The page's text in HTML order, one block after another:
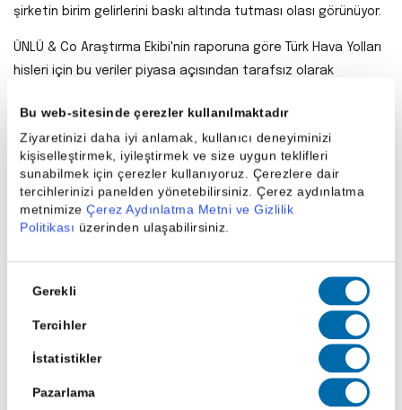
Bu web-sitesinde çerezler kullanılmaktadır
Ziyaretinizi daha iyi anlamak, kullanıcı deneyiminizi
kişiselleştirmek, iyileştirmek ve size uygun teklifleri
sunabilmek için çerezler kullanıyoruz. Çerezlere dair
tercihlerinizi panelden yönetebilirsiniz. Çerez aydınlatma
metnimize Çerez Aydınlatma Metni ve Gizlilik
Politikası üzerinden ulaşabilirsiniz.
Seçimi
Gerekli
Tercihler
İstatistikler
Pazarlama
şirketin birim gelirlerini baskı altında tutması olası görünüyor.
ÜNLÜ & Co Araştırma Ekibi'nin raporuna göre Türk Hava Yolları
hisleri için bu veriler piyasa açısından tarafsız olarak
yaz sezonunun performansı daha kapsamlı olacaktır.
Paylaş